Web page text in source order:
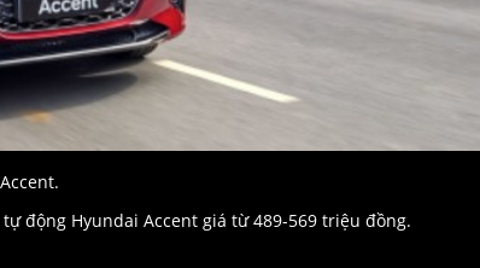
động Hyundai Accent giá từ 489-569 triệu đồng.